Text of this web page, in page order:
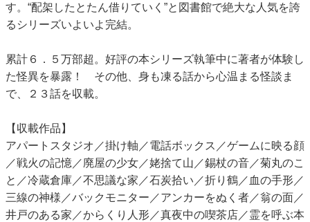
す。“配架したとたん借りていく”と図書館で絶大な人気を誇
るシリーズいよいよ完結。
累計６．５万部超。好評の本シリーズ執筆中に著者が体験し
た怪異を暴露！ その他、身も凍る話から心温まる怪談ま
で、２３話を収載。
【収載作品】
アパートスタジオ／掛け軸／電話ボックス／ゲームに映る顔
／戦火の記憶／廃屋の少女／姥捨て山／錫杖の音／菊丸のこ
と／冷蔵倉庫／不思議な家／石炭拾い／折り鶴／血の手形／
三線の神様／バックモニター／アンカーをぬく者／翁の面／
井戸のある家／からくり人形／真夜中の喫茶店／霊を呼ぶ本